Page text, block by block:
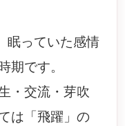
眠っていた感情
期です。
・交流・芽吹
は「飛躍」の